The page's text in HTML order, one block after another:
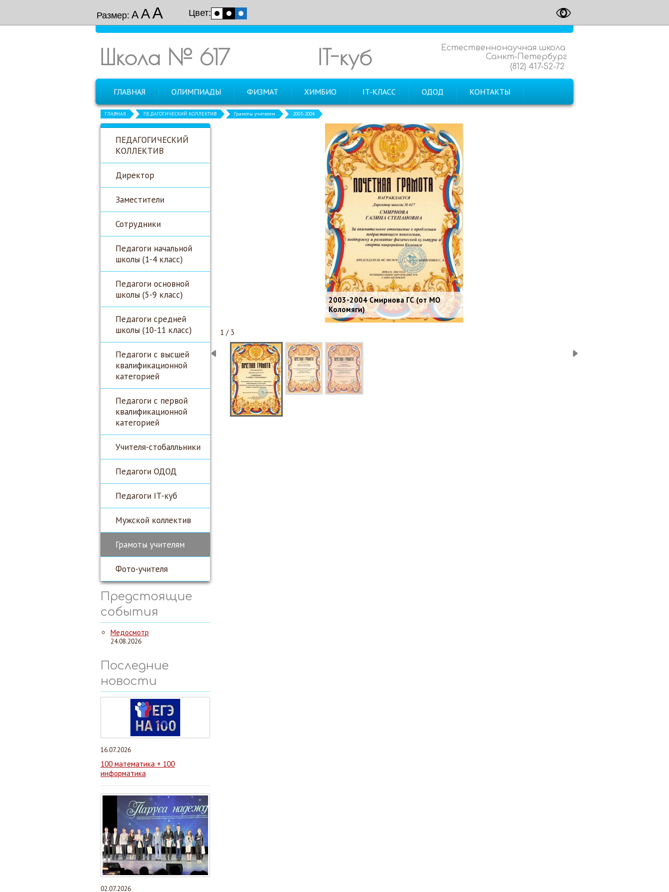
Размер: ААА Цвет:
Школа № 617
Естественнонаучная школа
Санкт-Петербург
(812) 417-52-72
IT-куб
ГЛАВНАЯ ОЛИМПИАДЫ ФИЗМАТ ХИМБИО IT-КЛАСС ОДОД КОНТАКТЫ
ГЛАВНАЯ ПЕДАГОГИЧЕСКИЙ КОЛЛЕКТИВ Грамоты учителям 2003-2004
ПЕДАГОГИЧЕСКИЙ
КОЛЛЕКТИВ
Директор
Заместители
Сотрудники
Педагоги начальной
школы (1-4 класс)
Педагоги основной
школы (5-9 класс)
Педагоги средней
школы (10-11 класс)
Педагоги с высшей
квалификационной
категорией
Педагоги с первой
квалификационной
категорией
Учителя-стобалльники
Педагоги ОДОД
Педагоги IT-куб
Мужской коллектив
Грамоты учителям
Фото-учителя
Предстоящие
события
Медосмотр
24.08.2026
Последние
новости
16.07.2026
100 математика + 100
информатика
02.07.2026
2003-2004 Смирнова ГС (от МО
Коломяги)
1 / 3